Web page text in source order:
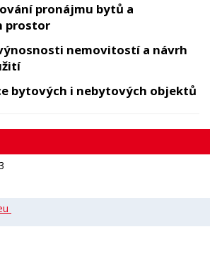
pronájmu bytů a
prostor
nemovitostí a návrh
bytových i nebytových objektů